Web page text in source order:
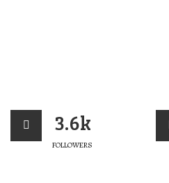
3.6k
FOLLOWERS